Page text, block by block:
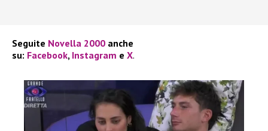
Seguite Novella 2000 anche
su: Facebook, Instagram e X.